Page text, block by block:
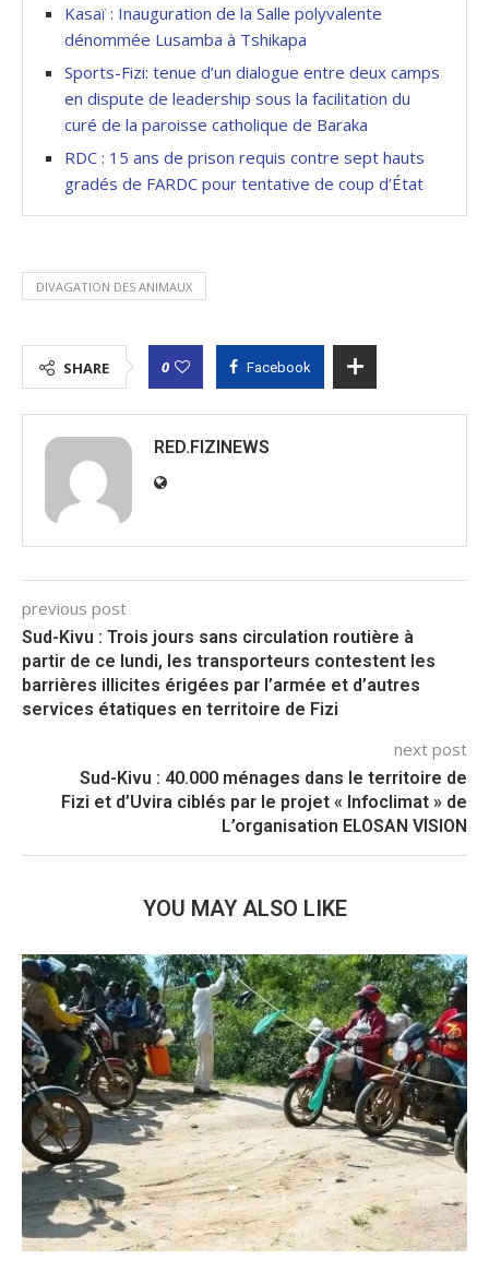
Kasaï : Inauguration de la Salle polyvalente
dénommée Lusamba à Tshikapa
Sports-Fizi: tenue d’un dialogue entre deux camps
en dispute de leadership sous la facilitation du
curé de la paroisse catholique de Baraka
RDC : 15 ans de prison requis contre sept hauts
gradés de FARDC pour tentative de coup d’État
DIVAGATION DES ANIMAUX
SHARE 0 Facebook
RED.FIZINEWS
previous post
Sud-Kivu : Trois jours sans circulation routière à
partir de ce lundi, les transporteurs contestent les
barrières illicites érigées par l’armée et d’autres
services étatiques en territoire de Fizi
next post
Sud-Kivu : 40.000 ménages dans le territoire de
Fizi et d’Uvira ciblés par le projet « Infoclimat » de
L’organisation ELOSAN VISION
YOU MAY ALSO LIKE